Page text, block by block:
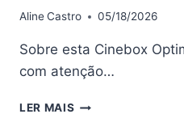
AlineCastro 05/18/2026
Sobre esta Cinebox
com atenção…
LER MAIS CINEBOX